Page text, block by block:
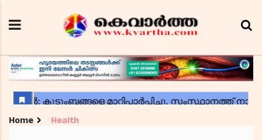
Home Health